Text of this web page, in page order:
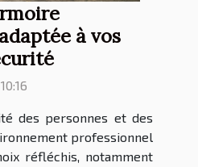
à vos
des personnes et des
professionnel
réfléchis, notamment